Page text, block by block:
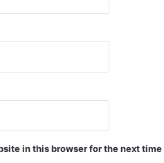
in this browser for the next time